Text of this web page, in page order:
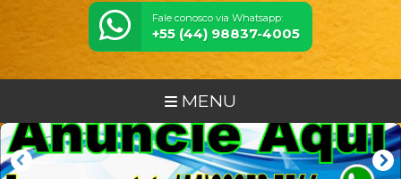
Fale conosco via Whatsapp:
+55 (44) 98837-4005
MENU